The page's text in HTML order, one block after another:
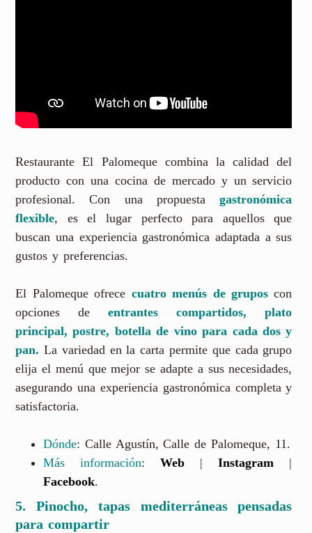
Restaurante El Palomeque combina la calidad del
producto con una cocina de mercado y un servicio
profesional. Con una propuestagastronómica
flexible, es el lugar perfecto para aquellos que
buscan una experiencia gastronómica adaptada a sus
gustos y preferencias.
El Palomeque ofrece cuatro menús de gruposcon
opciones deentrantes compartidos, plato
principal, postre, botella de vino para cada dos y
pan. La variedad en la carta permite que cada grupo
elija el menú que mejor se adapte a sus necesidades,
asegurando una experiencia gastronómica completa y
satisfactoria.
Dónde: Calle Agustín, Calle de Palomeque, 11.
Más información:Web |Instagram |
Facebook.
5. Pinocho, tapas mediterráneas pensadas
para compartir